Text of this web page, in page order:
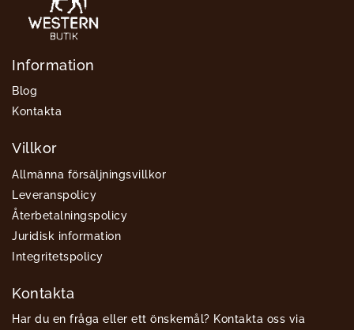
Information
Blog
Kontakta
Villkor
Allmänna försäljningsvillkor
Leveranspolicy
Återbetalningspolicy
Juridisk information
Integritetspolicy
Kontakta
Har du en fråga eller ett önskemål? Kontakta oss via